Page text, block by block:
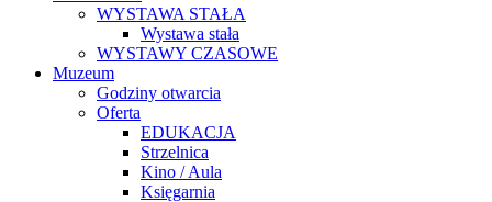
WYSTAWA STAŁA
Wystawa stała
WYSTAWY CZASOWE
Muzeum
Godziny otwarcia
Oferta
EDUKACJA
Strzelnica
Kino / Aula
Księgarnia